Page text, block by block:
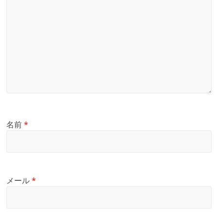
名前*
メール*